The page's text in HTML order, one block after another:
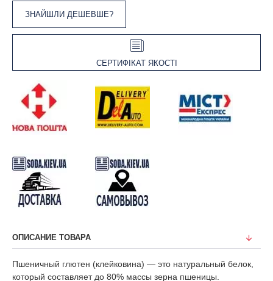
ЗНАЙШЛИ ДЕШЕВШЕ?
СЕРТИФІКАТ ЯКОСТІ
ОПИСАНИЕ ТОВАРА
Пшеничный глютен (клейковина) — это натуральный белок,
который составляет до 80% массы зерна пшеницы.